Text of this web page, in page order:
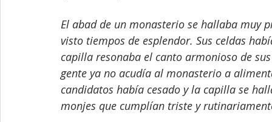
El abad de un monasterio se hallaba muy
visto tiempos de esplendor. Sus celdas
capilla resonaba el canto armonioso de
gente ya no acudía al monasterio a
candidatos había cesado y la capilla se
monjes que cumplían triste y